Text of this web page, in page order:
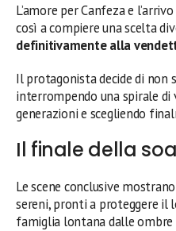
L’amore per Canfeza e
così a compiere una scelta
definitivamente alla
Il protagonista decide di non
interrompendo una spirale
generazioni e scegliendo
Il finale della
Le scene conclusive
sereni, pronti a proteggere il
famiglia lontana dalle ombre